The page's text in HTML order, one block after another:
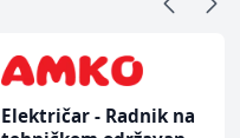
Električar - Radnik na